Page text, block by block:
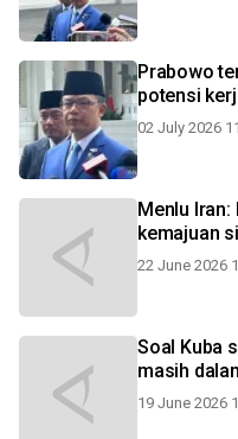
Prabowo
potensi
02 July 2026
Menlu Iran:
kemajuan
22 June 2026
Soal Kuba
masih
19 June 2026